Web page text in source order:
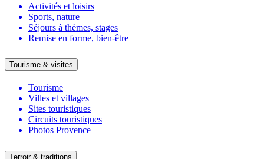
Activités et loisirs
Sports, nature
Séjours à thèmes, stages
Remise en forme, bien-être
Tourisme & visites
Tourisme
Villes et villages
Sites touristiques
Circuits touristiques
Photos Provence
Terroir & traditions